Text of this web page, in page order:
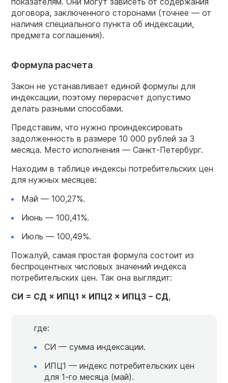
договора, заключенного сторонами (точнее — от
наличия специального пункта об индексации,
предмета соглашения).
Формула расчета
Закон не устанавливает единой формулы для
индексации, поэтому перерасчет допустимо
делать разными способами.
Представим, что нужно проиндексировать
задолженность в размере 10 000 рублей за 3
месяца. Место исполнения — Санкт-Петербург.
Находим в таблице индексы потребительских цен
для нужных месяцев:
Май — 100,27%.
Июнь — 100,41%.
Июль — 100,49%.
Пожалуй, самая простая формула состоит из
беспроцентных числовых значений индекса
потребительских цен. Так она выглядит:
СИ = СД × ИПЦ1 × ИПЦ2 × ИПЦ3 − СД,
где:
СИ — сумма индексации.
ИПЦ1 — индекс потребительских цен
для 1-го месяца (май).